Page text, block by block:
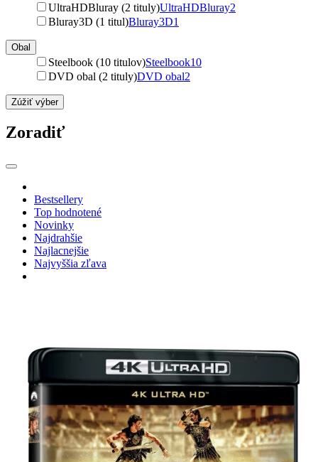
UltraHDBluray (2 tituly)UltraHDBluray2
Bluray3D (1 titul)Bluray3D1
Obal
Steelbook (10 titulov)Steelbook10
DVD obal (2 tituly)DVD obal2
Zúžiť výber
Zoradiť
Bestsellery
Top hodnotené
Novinky
Najdrahšie
Najlacnejšie
Najvyššia zľava